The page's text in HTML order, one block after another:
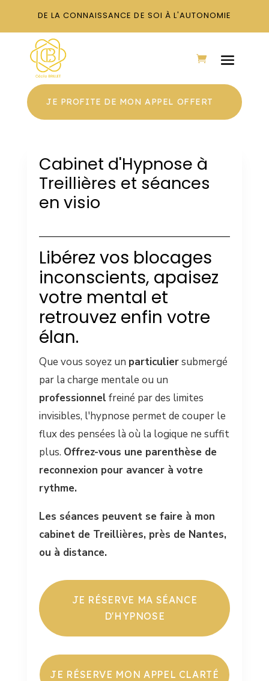
DE LA CONNAISSANCE DE SOI À L'AUTONOMIE
JE PROFITE DE MON APPEL OFFERT
Cabinet d'Hypnose à
Treillières et séances
en visio
Libérez vos blocages
inconscients, apaisez
votre mental et
retrouvez enfin votre
élan.
Que vous soyez un particuliersubmergé
par la charge mentale ou un
professionnel freiné par des limites
invisibles, l'hypnose permet de couper le
flux des pensées là où la logique ne suffit
plus. Offrez-vous une parenthèse de
reconnexion pour avancer à votre
rythme.
Les séances peuvent se faire à mon
cabinet de Treillières, près de Nantes,
ou à distance.
JE RÉSERVE MA SÉANCE
D'HYPNOSE
JE RÉSERVE MON APPEL CLARTÉ